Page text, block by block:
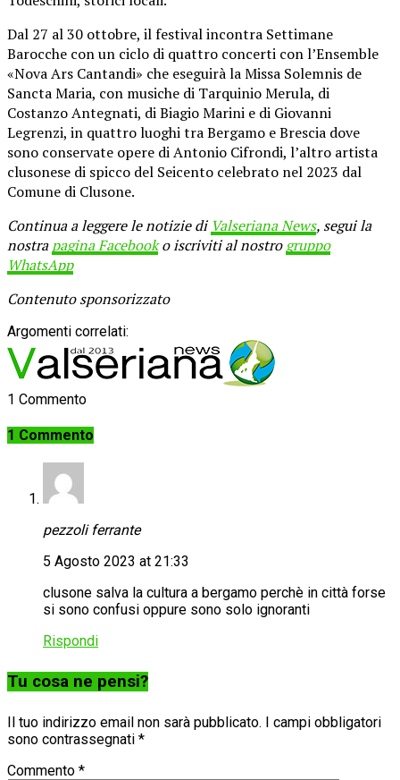
Dal 27 al 30 ottobre, il festival incontra Settimane
Barocche con un ciclo di quattro concerti con l’Ensemble
«Nova Ars Cantandi» che eseguirà la Missa Solemnis de
Sancta Maria, con musiche di Tarquinio Merula, di
Costanzo Antegnati, di Biagio Marini e di Giovanni
Legrenzi, in quattro luoghi tra Bergamo e Brescia dove
sono conservate opere di Antonio Cifrondi, l’altro artista
clusonese di spicco del Seicento celebrato nel 2023 dal
Comune di Clusone.
Continua a leggere le notizie di Valseriana News, segui la
nostrapagina Facebooko iscriviti al nostrogruppo
WhatsApp
Contenuto sponsorizzato
Argomenti correlati:
1 Commento
1 Commento
pezzoli ferrante
5 Agosto 2023 at 21:33
clusone salva la cultura a bergamo perchè in città forse
si sono confusi oppure sono solo ignoranti
Rispondi
Tu cosa ne pensi?
Il tuo indirizzo email non sarà pubblicato. I campi obbligatori
sono contrassegnati *
Commento *